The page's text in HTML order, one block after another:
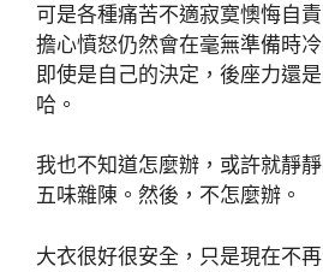
可是各種痛苦不適寂寞懊悔自
擔心憤怒仍然會在毫無準備時
即使是自己的決定，後座力還
哈。
我也不知道怎麼辦，或許就靜
五味雜陳。然後，不怎麼辦。
大衣很好很安全，只是現在不